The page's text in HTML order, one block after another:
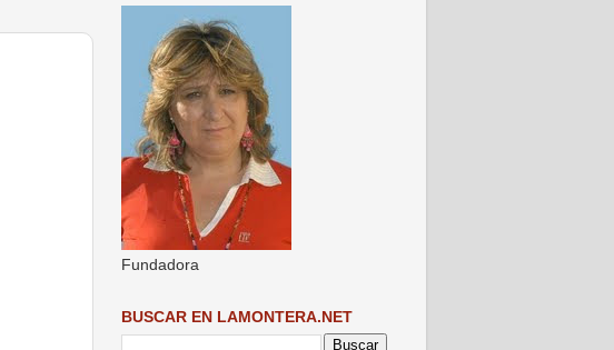
Fundadora
BUSCAR EN LAMONTERA.NET